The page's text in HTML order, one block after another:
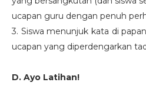
ucapan guru dengan penuh
3. Siswa menunjuk kata di
ucapan yang diperdengarkan
D. Ayo Latihan!